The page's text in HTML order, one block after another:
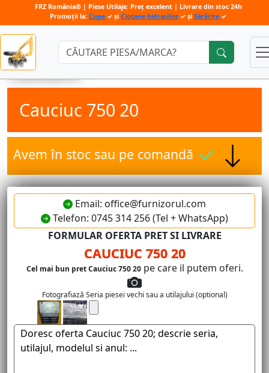
Căutare:
Cauciuc 750 20
Avem în stoc sau pe comandă
Email: office@furnizorul.com
Telefon: 0745 314 256 (Tel + WhatsApp)
FORMULAR OFERTA PRET SI LIVRARE
CAUCIUC 750 20
Cel mai bun pret Cauciuc 750 20pe care il putem oferi.
Fotografiază Seria piesei vechi sau a utilajului (optional)
FRZ România® | Piese Utilaje: Preț excelent | Livrare din stoc 24h
Promoții la: Cupe ✓ și Ciocane hidraulice ✓ și Sărărițe ✓